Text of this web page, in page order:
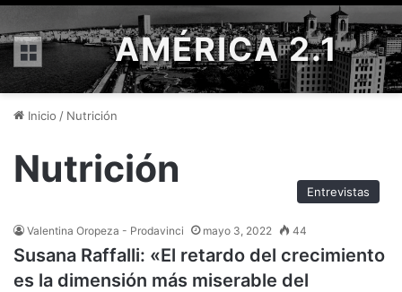
Menú AMÉRICA 2.1
Inicio / Nutrición
Nutrición
Entrevistas
Valentina Oropeza - Prodavinci mayo 3, 2022 44
Susana Raffalli: «El retardo del crecimiento
es la dimensión más miserable del